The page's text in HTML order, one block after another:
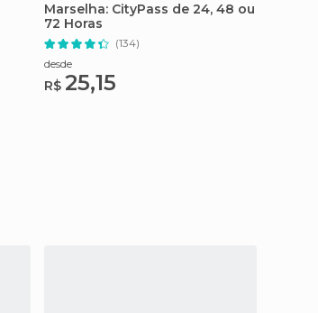
Marselha: CityPass de 24, 48 ou
72 Horas
(134)
desde
R$ 25,15